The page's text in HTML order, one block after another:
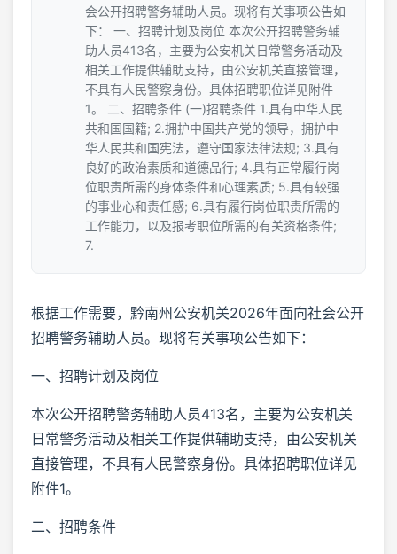
会公开招聘警务辅助人员。现将有关事项公告如
下： 一、招聘计划及岗位 本次公开招聘警务辅
助人员413名，主要为公安机关日常警务活动及
相关工作提供辅助支持，由公安机关直接管理，
不具有人民警察身份。具体招聘职位详见附件
1。 二、招聘条件 (一)招聘条件 1.具有中华人民
共和国国籍; 2.拥护中国共产党的领导，拥护中
华人民共和国宪法，遵守国家法律法规; 3.具有
良好的政治素质和道德品行; 4.具有正常履行岗
位职责所需的身体条件和心理素质; 5.具有较强
的事业心和责任感; 6.具有履行岗位职责所需的
工作能力，以及报考职位所需的有关资格条件;
7.
根据工作需要，黔南州公安机关2026年面向社会公开
招聘警务辅助人员。现将有关事项公告如下：
一、招聘计划及岗位
本次公开招聘警务辅助人员413名，主要为公安机关
日常警务活动及相关工作提供辅助支持，由公安机关
直接管理，不具有人民警察身份。具体招聘职位详见
附件1。
二、招聘条件